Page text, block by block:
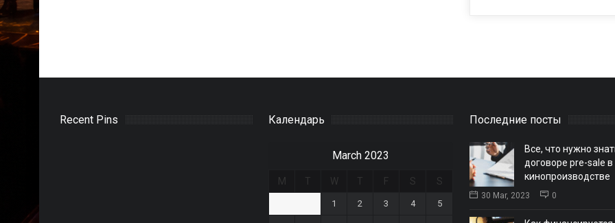
Recent Pins Календарь
March 2023
M T W T F S S
1 2 3 4 5
Последние посты
Все, что нужно
договоре pre-sale в
кинопроизводстве
30 Mar, 2023 0